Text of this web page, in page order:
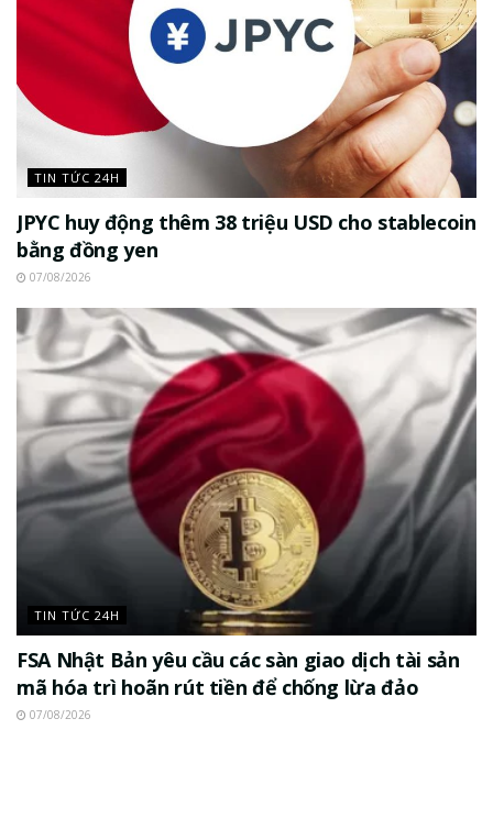
TIN TỨC 24H
JPYC huy động thêm 38 triệu USD cho stablecoin
bằng đồng yen
07/08/2026
TIN TỨC 24H
FSA Nhật Bản yêu cầu các sàn giao dịch tài sản
mã hóa trì hoãn rút tiền để chống lừa đảo
07/08/2026